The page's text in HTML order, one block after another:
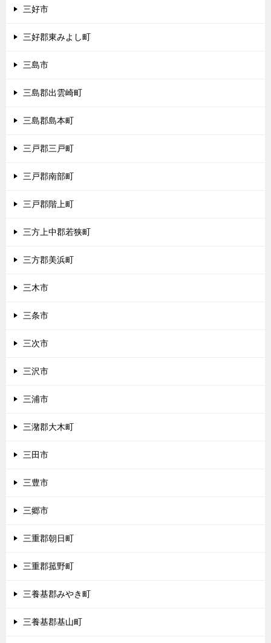
三好市
三好郡東みよし町
三島市
三島郡出雲崎町
三島郡島本町
三戸郡三戸町
三戸郡南部町
三戸郡階上町
三方上中郡若狭町
三方郡美浜町
三木市
三条市
三次市
三沢市
三浦市
三潴郡大木町
三田市
三豊市
三郷市
三重郡朝日町
三重郡菰野町
三養基郡みやき町
三養基郡基山町